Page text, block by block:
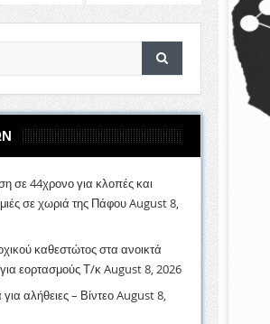
σε 44χρονο για κλοπές και
σε χωριά της ΠάφουAugust 8,
καθεστώτος στα ανοικτά
εορτασμούς Τ/κAugust 8, 2026
αλήθειες – ΒίντεοAugust 8,